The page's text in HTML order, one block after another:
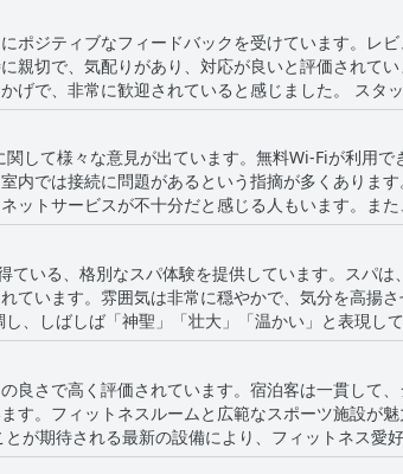
います。清潔さに関する肯定的な言及は、広々と
ルは、一流の清潔さとフレンドリーなスタッフを
す。
ジティブなフィードバックを受けています。レビ
親切で、気配りがあり、対応が良いと評価されて
ていると感じました。 スタッフの効率性と能力は一貫して賞
楽しい滞在に貢献したスポーツコーチについて具
レド・BA氏など、卓越したサービスとプロ意識
おり、これらは全体的なゲストエクスペリエンス
体的な意見としては、ラ・シガール・タバルカの
いう点で一致しています。
して様々な意見が出ています。無料Wi-Fiが利用
内では接続に問題があるという指摘が多くありま
ットサービスが不十分だと感じる人もいます。ま
Wi-Fiが高速で動作することがあるという言及もあ
いる、格別なスパ体験を提供しています。スパは
ています。雰囲気は非常に穏やかで、気分を高揚
スや価格に関するいくつかの批判はあるものの、
し、世界的に見ても高い評価を与えています。 コストやジ
ありますが、La Cigale Tabarka のスパの全体的
良さで高く評価されています。宿泊客は一貫して
す。フィットネスルームと広範なスポーツ施設が
が期待される最新の設備により、フィットネス愛
ができるでしょう。